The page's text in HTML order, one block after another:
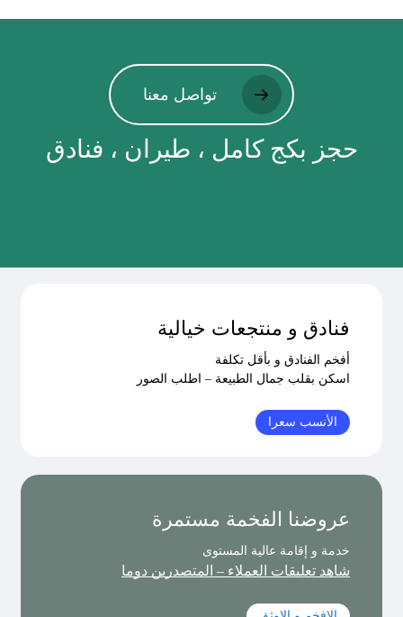
تواصل معنا
حجز بكج كامل ، طيران ، فنادق
فنادق و منتجعات خيالية
أفخم الفنادق و بأقل تكلفة
اسكن بقلب جمال الطبيعة – اطلب الصور
الأنسب سعرا
عروضنا الفخمة مستمرة
خدمة و إقامة عالية المستوى
شاهد تعليقات العملاء – المتصدرين دوما